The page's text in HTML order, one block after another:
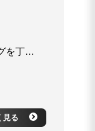
歩くと足が痛くなり不安でしたが、距骨サロンで足のバランスと靴のフィッティングを丁寧に見てもらい、驚くほど快適に歩けるようになりました。 特に靴の調整をしてもらったことで、足の疲れ方がまったく違います。 先日、大阪万博の会場を一日中歩き回っても痛みが出ず、本当に感動しました。 先生のアドバイスと調整のおかげで、これからも安心して出かけられそうです。
見る